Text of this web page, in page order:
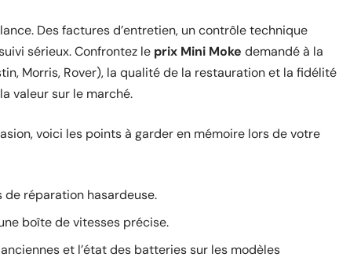
Des factures d’entretien, un contrôle technique
sérieux. Confrontez le prix Mini Moke demandé à la
Morris, Rover), la qualité de la restauration et la fidélité
valeur sur le marché.
voici les points à garder en mémoire lors de votre
de réparation hasardeuse.
boîte de vitesses précise.
et l’état des batteries sur les modèles